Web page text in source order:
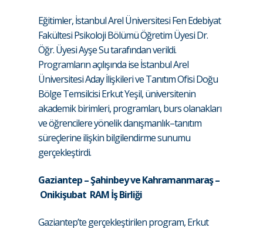
Eğitimler, İstanbul Arel Üniversitesi Fen Edebiyat
Fakültesi Psikoloji Bölümü Öğretim Üyesi Dr.
Öğr. Üyesi Ayşe Su tarafından verildi.
Programların açılışında ise İstanbul Arel
Üniversitesi Aday İlişkileri ve Tanıtım Ofisi Doğu
Bölge Temsilcisi Erkut Yeşil, üniversitenin
akademik birimleri, programları, burs olanakları
ve öğrencilere yönelik danışmanlık–tanıtım
süreçlerine ilişkin bilgilendirme sunumu
gerçekleştirdi.
Gaziantep – Şahinbey ve Kahramanmaraş –
Onikişubat RAM İş Birliği
Gaziantep’te gerçekleştirilen program, Erkut